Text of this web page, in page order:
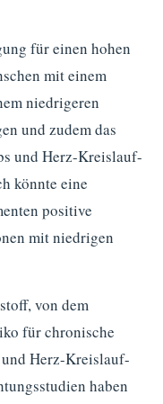
für einen hohen
mit einem
niedrigeren
und zudem das
und Herz-Kreislauf-
könnte eine
positive
mit niedrigen
von dem
für chronische
Herz-Kreislauf-
haben